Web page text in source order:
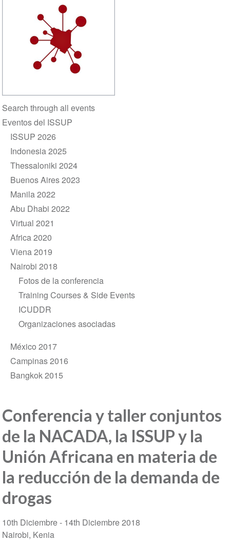
Conferencia y taller conjuntos
de la NACADA, la ISSUP y la
Unión Africana en materia de
la reducción de la demanda de
drogas
10th Diciembre
14th Diciembre 2018
Nairobi Kenia
Section
navigation
Search through all events
Eventos del ISSUP
ISSUP 2026
Indonesia 2025
Thessaloniki 2024
Buenos Aires 2023
Manila 2022
Abu Dhabi 2022
Virtual 2021
Africa 2020
Viena 2019
Nairobi 2018
Fotos de la conferencia
Training Courses & Side Events
ICUDDR
Organizaciones asociadas
México 2017
Campinas 2016
Bangkok 2015